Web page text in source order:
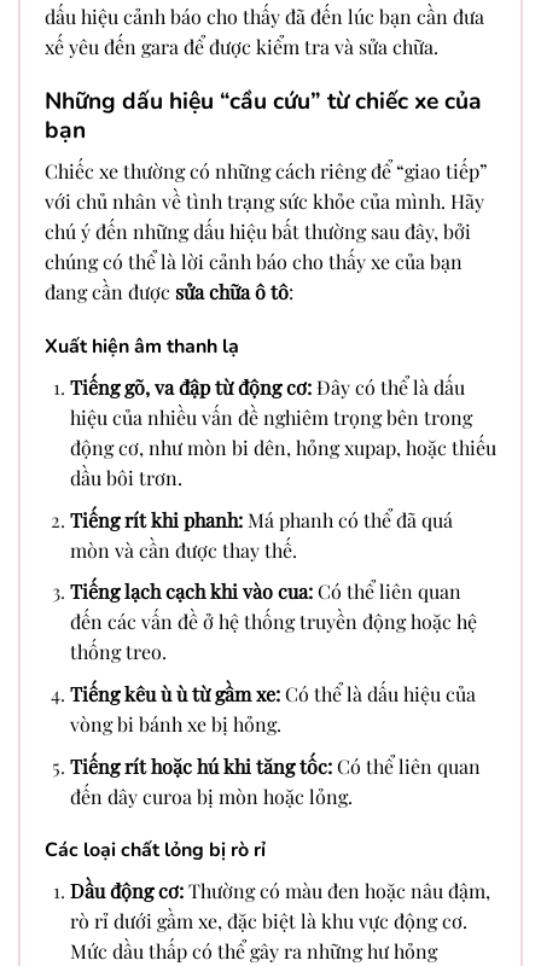
dấu hiệu cảnh báo cho thấy đã đến lúc bạn cần đưa
xế yêu đến gara để được kiểm tra và sửa chữa.
Những dấu hiệu “cầu cứu” từ chiếc xe của
bạn
Chiếc xe thường có những cách riêng để “giao tiếp”
với chủ nhân về tình trạng sức khỏe của mình. Hãy
chú ý đến những dấu hiệu bất thường sau đây, bởi
chúng có thể là lời cảnh báo cho thấy xe của bạn
đang cần được sửa chữa ô tô:
Xuất hiện âm thanh lạ
Tiếng gõ, va đập từ động cơ:Đây có thể là dấu
hiệu của nhiều vấn đề nghiêm trọng bên trong
động cơ, như mòn bi dên, hỏng xupap, hoặc thiếu
dầu bôi trơn.
Tiếng rít khi phanh:Má phanh có thể đã quá
mòn và cần được thay thế.
Tiếng lạch cạch khi vào cua:Có thể liên quan
đến các vấn đề ở hệ thống truyền động hoặc hệ
thống treo.
Tiếng kêu ù ù từ gầm xe:Có thể là dấu hiệu của
vòng bi bánh xe bị hỏng.
Tiếng rít hoặc hú khi tăng tốc:Có thể liên quan
đến dây curoa bị mòn hoặc lỏng.
Các loại chất lỏng bị rò rỉ
Dầu động cơ:Thường có màu đen hoặc nâu đậm,
rò rỉ dưới gầm xe, đặc biệt là khu vực động cơ.
Mức dầu thấp có thể gây ra những hư hỏng